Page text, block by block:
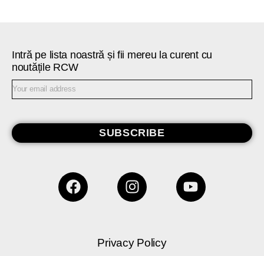
Intră pe lista noastră și fii mereu la curent cu
noutățile RCW
SUBSCRIBE
Privacy Policy